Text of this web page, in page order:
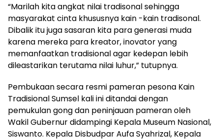
“Marilah kita angkat nilai tradisonal sehingga
masyarakat cinta khususnya kain -kain tradisonal.
Dibalik itu juga sasaran kita para generasi muda
karena mereka para kreator, inovator yang
memanfaatkan tradisional agar kedepan lebih
dileastarikan terutama nilai luhur,” tutupnya.
Pembukaan secara resmi pameran pesona Kain
Tradisional Sumsel kali ini ditandai dengan
pemukulan gong dan peninjauan pameran oleh
Wakil Gubernur didampingi Kepala Museum Nasional,
Siswanto. Kepala Disbudpar Aufa Syahrizal, Kepala